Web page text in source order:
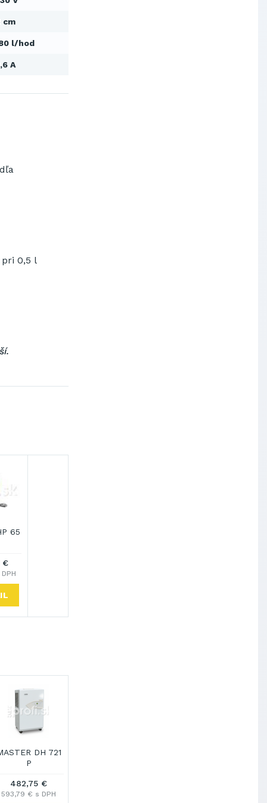
cm
l/hod
A
0,5 l
65
€
DH 721
P
482,75 €
593,79 € s DPH